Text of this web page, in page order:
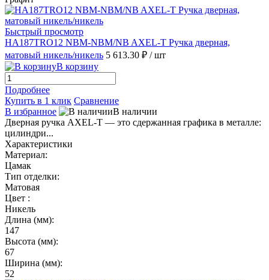
Быстрый просмотр
HA187TRO12 NBM-NBM/NB AXEL-T Ручка дверная,
матовый никель/никель 5 613.30 ₽ / шт
В корзину
Подробнее
Купить в 1 клик Сравнение
В избранное
В наличии
Дверная ручка AXEL-T — это сдержанная графика в металле:
цилиндри...
Характеристики
Материал:
Цамак
Тип отделки:
Матовая
Цвет :
Никель
Длина (мм):
147
Высота (мм):
67
Ширина (мм):
52